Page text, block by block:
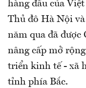
hàng đầu của
Thủ đô Hà Nội
năm qua đã được
nâng cấp mở
triển kinh tế - xã
tỉnh phía Bắc.